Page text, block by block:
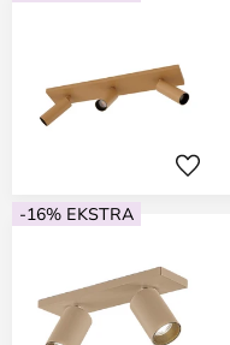
-16% EKSTRA